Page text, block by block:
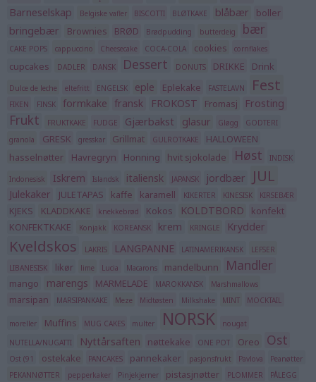
Barneselskap
Belgiske vafler BISCOTTI BLØTKAKE blåbær boller
bringebær Brownies BRØD Brødpudding butterdeig bær
CAKE POPS cappuccino Cheesecake COCA-COLA cookies cornflakes
cupcakes DADLER DANSK Dessert DONUTS DRIKKE Drink
Dulce de leche eltefritt ENGELSK eple Eplekake FASTELAVN Fest
FIKEN FINSK formkake fransk FROKOST Fromasj Frosting
Frukt FRUKTKAKE FUDGE Gjærbakst glasur Gløgg
GODTERI
granola
GRESK gresskar Grillmat GULROTKAKE
HALLOWEEN
hasselnøtter
Havregryn Honning hvit sjokolade Høst INDISK
Indonesisk Iskrem Islandsk italiensk JAPANSK jordbær JUL
Julekaker JULETAPAS kaffe karamell KIKERTER KINESISK KIRSEBÆR
KJEKS KLADDKAKE knekkebrød Kokos KOLDTBORD
konfekt
KONFEKTKAKE
Konjakk KOREANSK krem KRINGLE Krydder
Kveldskos LAKRIS LANGPANNE LATINAMERIKANSK
LEFSER
LIBANESISK
likør lime Lucia Macarons mandelbunn Mandler
mango marengs MARMELADE MAROKKANSK Marshmallows
marsipan MARSIPANKAKE Meze Midtøsten Milkshake MINT MOCKTAIL
moreller Muffins MUG CAKES multer NORSK
nougat
NUTELLA/NUGATTI
Nyttårsaften nøttekake ONE POT Oreo Ost
Ost (91 ostekake PANCAKES pannekaker pasjonsfrukt Pavlova
Peanøtter
PEKANNØTTER
pepperkaker Pinjekjerner pistasjnøtter PLOMMER PÅLEGG